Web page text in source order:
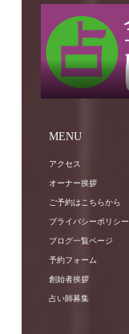
MENU
アクセス
オーナー挨拶
ご予約はこちらから
プライバシーポリシー
ブログ一覧ページ
予約フォーム
創始者挨拶
占い師募集